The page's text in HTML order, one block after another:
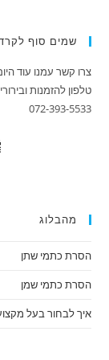
שמים סוף
צרו קשר עמנו עוד
טלפון להזמנות
072-393-5533
מהבלוג
הסרת כתמי שתן
הסרת כתמי שמן
איך לבחור בעל